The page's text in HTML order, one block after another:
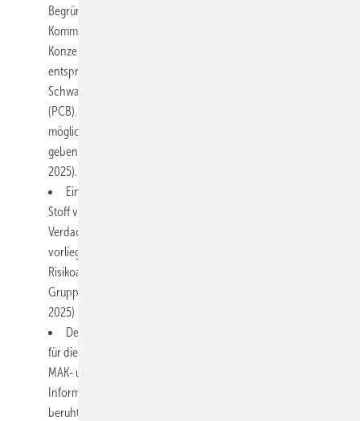
Begründung ist, sofern die Bewertung der Datenlage durch die
Kommission es ermöglicht, ein Hinweis gegeben, welche
Konzentration der Zuordnung zur Schwangerschaftsgruppe C
entsprechen würde. Ein wichtiges aktuelles Beispiel für die
Schwangerschaftsgruppe B sind die Polychlorierten Biphenyle
(PCB). Für diese Stoffgruppe war es aufgrund der Datenlage
möglich, einen Hinweis auf Voraussetzung für Gruppe C zu
geben (Brinkmann et al. 2019; Hartwig u. MAK-Kommission
2025).
Eine Schwangerschaftsgruppe B (Verdacht) wird für einen
Stoff vergeben, wenn sich aus den vorliegenden Daten ein
Verdacht auf eine fruchtschädigende Wirkung ergibt, aber die
vorliegenden Daten nicht für eine belastbare
Risikoabschätzung zum MAK- oder BAT-Wert ausreichen. Diese
Gruppe B (Verdacht) ist 2024 neu eingeführt worden (DFG
2025) und beinhaltet bisher nur die Xylidin-Isomere.
Der Schwangerschaftsgruppe C werden Stoffe zugeordnet,
für die eine fruchtschädigende Wirkung bei Einhaltung des
MAK- und BAT-Wertes nicht anzunehmen ist. Liegen
Informationen vor, dass der Stoff neurotoxisch wirkt und
beruht der MAK- oder BAT-Wert hierauf, müssen bei der